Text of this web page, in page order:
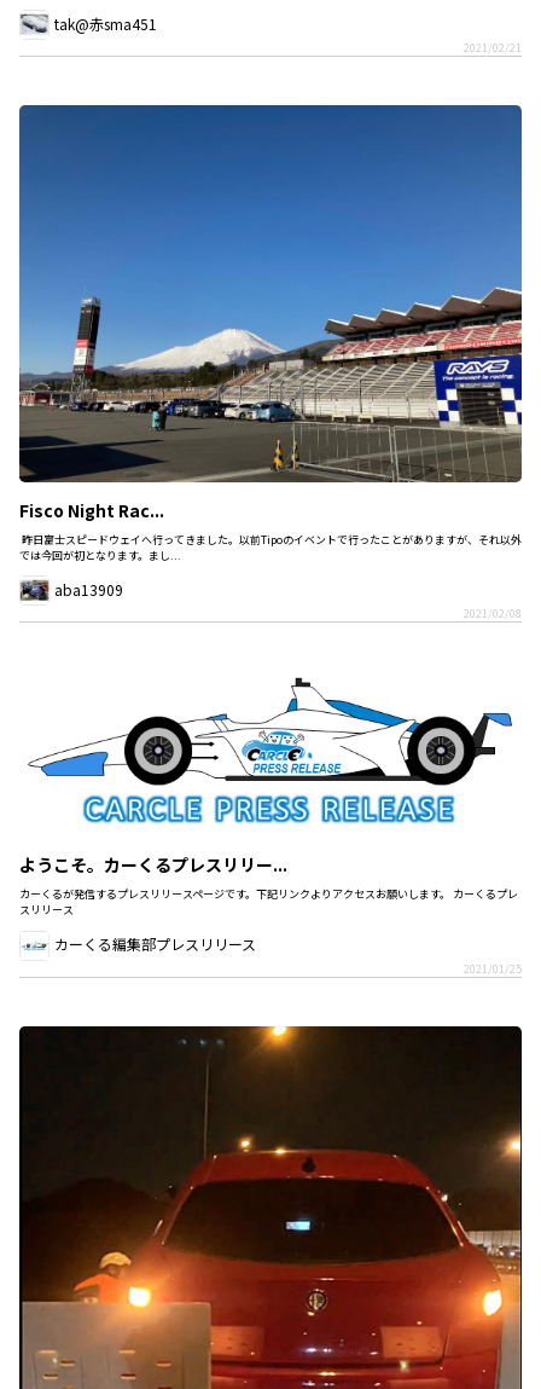
tak@赤sma451
2021/02/21
Fisco Night Rac...
昨日富士スピードウェイへ行ってきました。以前Tipoのイベントで行ったことがありますが、それ以外
では今回が初となります。まし...
aba13909
2021/02/08
ようこそ。カーくるプレスリリー...
カーくるが発信するプレスリリースページです。下記リンクよりアクセスお願いします。 カーくるプレ
スリリース
カーくる編集部プレスリリース
2021/01/25